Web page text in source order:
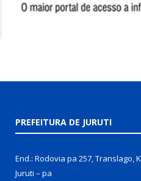
PREFEITURA DE JURUTI
End.: Rodovia pa 257, Translago,
Juruti – pa